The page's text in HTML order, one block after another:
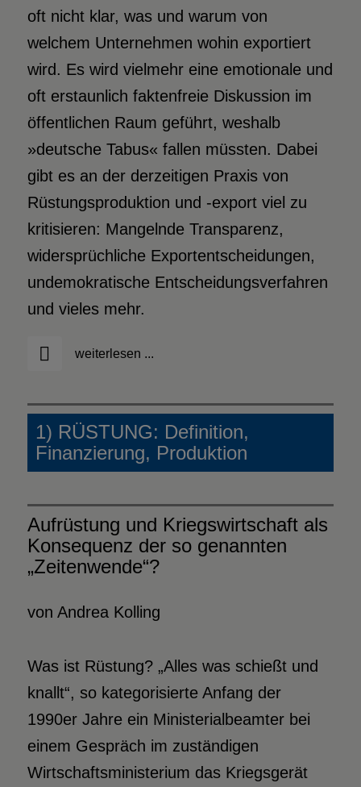
oft nicht klar, was und warum von
welchem Unternehmen wohin exportiert
wird. Es wird vielmehr eine emotionale und
oft erstaunlich faktenfreie Diskussion im
öffentlichen Raum geführt, weshalb
»deutsche Tabus« fallen müssten. Dabei
gibt es an der derzeitigen Praxis von
Rüstungsproduktion und -export viel zu
kritisieren: Mangelnde Transparenz,
widersprüchliche Exportentscheidungen,
undemokratische Entscheidungsverfahren
und vieles mehr.
weiterlesen ...
1) RÜSTUNG: Definition,
Finanzierung, Produktion
Aufrüstung und Kriegswirtschaft als
Konsequenz der so genannten
„Zeitenwende“?
von Andrea Kolling
Was ist Rüstung? „Alles was schießt und
knallt“, so kategorisierte Anfang der
1990er Jahre ein Ministerialbeamter bei
einem Gespräch im zuständigen
Wirtschaftsministerium das Kriegsgerät